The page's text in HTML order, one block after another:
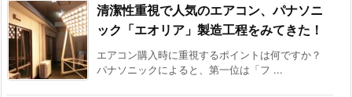
清潔性重視で人気のエアコン、パナソニ
ック「エオリア」製造工程をみてきた！
エアコン購入時に重視するポイントは何ですか？
パナソニックによると、第一位は「フ ...